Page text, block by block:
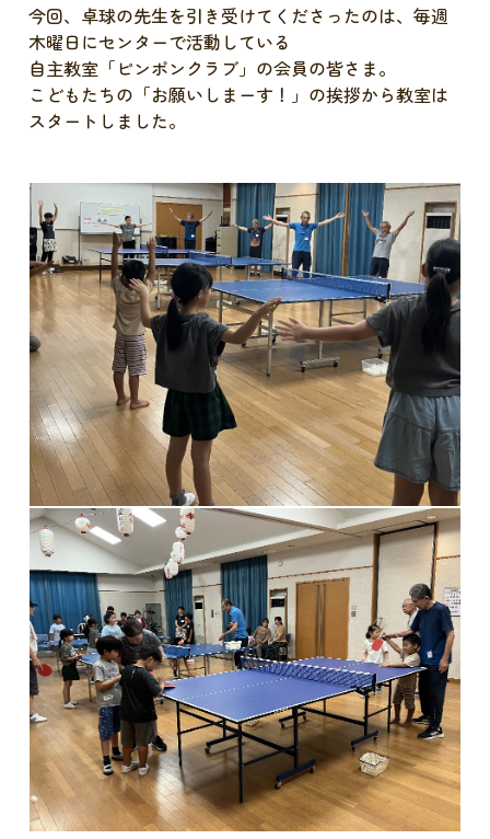
今回、卓球の先生を引き受けてくださったのは、毎週
木曜日にセンターで活動している
自主教室「ピンポンクラブ」の会員の皆さま。
こどもたちの「お願いしまーす！」の挨拶から教室は
スタートしました。